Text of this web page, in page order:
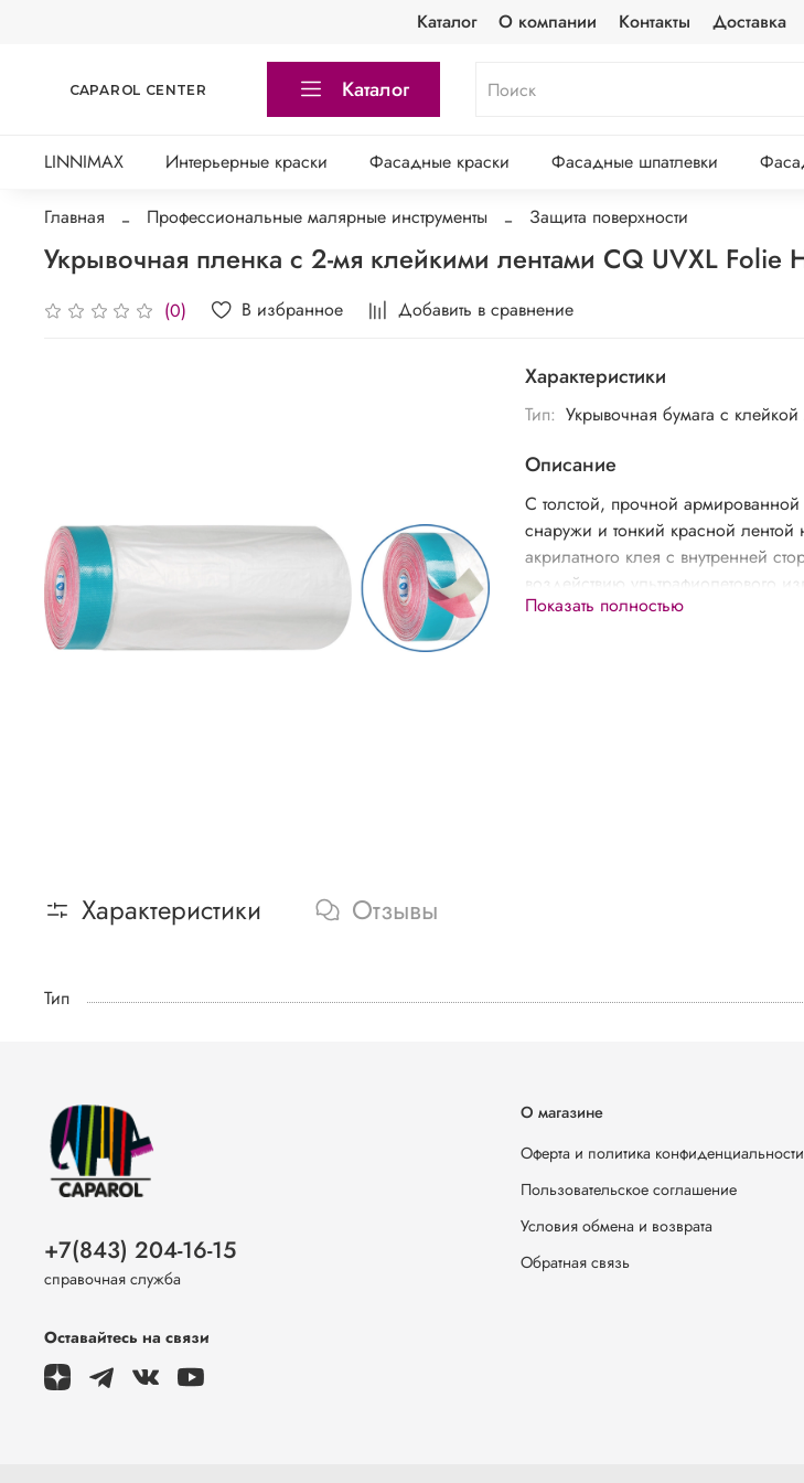
Каталог О компании Контакты Доставка
CAPAROL CENTER Каталог
LINNIMAX Интерьерные краски Фасадные краски Фасадные шпатлевки
Главная Профессиональные малярные инструменты Защита поверхности
Укрывочная пленка с 2-мя клейкими лентами CQ UVXL Folie
(0) В избранное Добавить в сравнение
Характеристики
Тип: Укрывочная бумага с клейкой
Описание
С толстой, прочной
снаружи и тонкий красной
акрилатного клея с внутренней
воздействию ультрафиолетового
(рисовая бумага). Для гладких
Показать полностью
Характеристики Отзывы
Тип
О магазине
Оферта и политика конфиденциальности
Пользовательское соглашение
Условия обмена и возврата
Обратная связь
+7(843) 204-16-15
справочная служба
Оставайтесь на связи